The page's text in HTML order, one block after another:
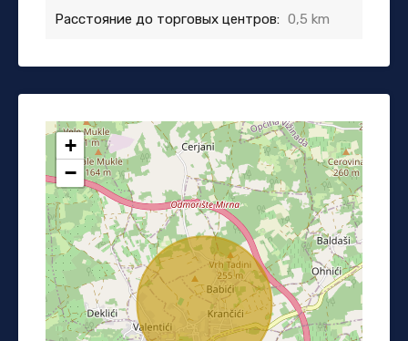
Расстояние до торговых центров: 0,5 km
+
−